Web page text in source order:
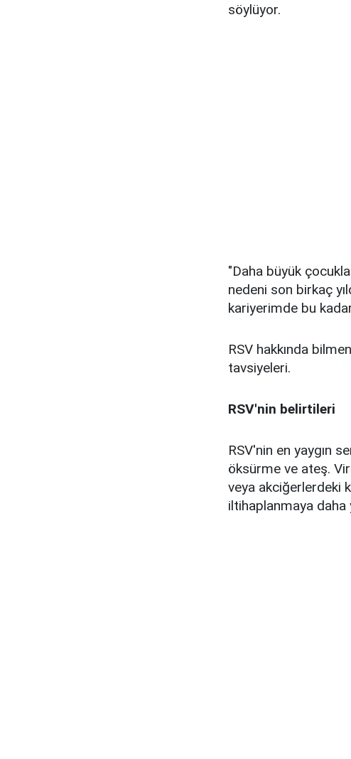
söylüyor.
"Daha büyük
nedeni son birkaç
kariyerimde bu
RSV hakkında
tavsiyeleri.
RSV'nin belirtileri
RSV'nin en yaygın
öksürme ve ateş.
veya akciğerlerdeki
iltihaplanmaya daha